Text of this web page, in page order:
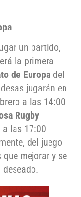
un partido,
la primera
de Europa del
jugarán en
a las 14:00
Rugby
las 17:00
del juego
mejorar y se